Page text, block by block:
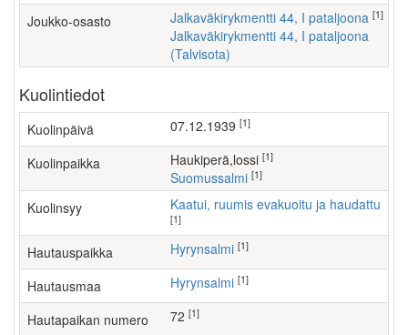
Joukko-osasto Jalkaväkirykmentti 44, I pataljoona [1]
Jalkaväkirykmentti 44, I pataljoona
(Talvisota)
Kuolintiedot
Kuolinpäivä 07.12.1939 [1]
Kuolinpaikka Haukiperä,lossi [1]
Suomussalmi [1]
Kuolinsyy Kaatui, ruumis evakuoitu ja haudattu
[1]
Hautauspaikka Hyrynsalmi [1]
Hautausmaa Hyrynsalmi [1]
Hautapaikan numero 72 [1]